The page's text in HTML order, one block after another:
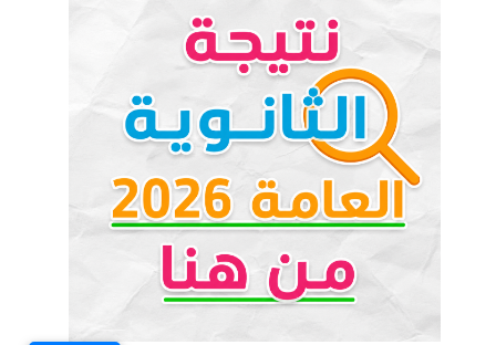
بوابة الوظائف الحكومية
متى تقديم وظائف الأزهر
تعيينات الأزهر 2026
وظائف قطاع المعاهد الأزهرية
الجهاز المركزي للتنظيم والإدارة